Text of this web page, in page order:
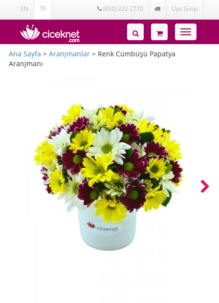
EN TR (850) 222 2770 Üye Girişi
Toggle
navigation
Ana Sayfa > Aranjmanlar > Renk Cümbüşü Papatya
Aranjmanı